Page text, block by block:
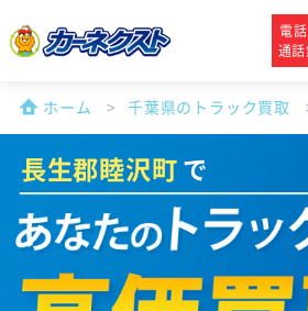
電
通
ホーム 千葉県のトラック買取
長生郡睦沢町で